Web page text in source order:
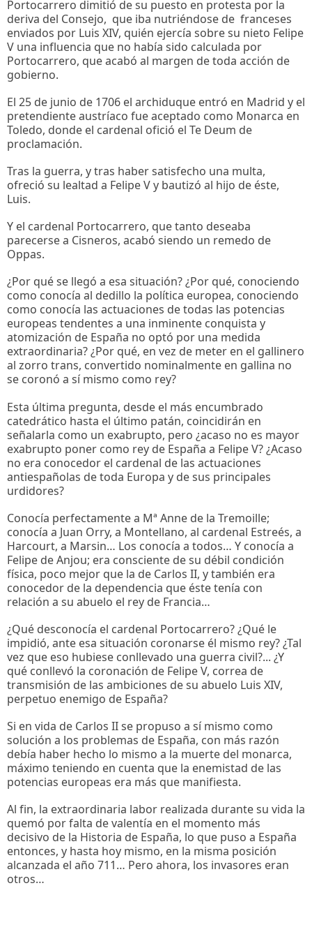
Portocarrero dimitió de su puesto en protesta por la
deriva del Consejo, que iba nutriéndose de franceses
enviados por Luis XIV, quién ejercía sobre su nieto Felipe
V una influencia que no había sido calculada por
Portocarrero, que acabó al margen de toda acción de
gobierno.
El 25 de junio de 1706 el archiduque entró en Madrid y el
pretendiente austríaco fue aceptado como Monarca en
Toledo, donde el cardenal ofició el Te Deum de
proclamación.
Tras la guerra, y tras haber satisfecho una multa,
ofreció su lealtad a Felipe V y bautizó al hijo de éste,
Luis.
Y el cardenal Portocarrero, que tanto deseaba
parecerse a Cisneros, acabó siendo un remedo de
Oppas.
¿Por qué se llegó a esa situación? ¿Por qué, conociendo
como conocía al dedillo la política europea, conociendo
como conocía las actuaciones de todas las potencias
europeas tendentes a una inminente conquista y
atomización de España no optó por una medida
extraordinaria? ¿Por qué, en vez de meter en el gallinero
al zorro trans, convertido nominalmente en gallina no
se coronó a sí mismo como rey?
Esta última pregunta, desde el más encumbrado
catedrático hasta el último patán, coincidirán en
señalarla como un exabrupto, pero ¿acaso no es mayor
exabrupto poner como rey de España a Felipe V? ¿Acaso
no era conocedor el cardenal de las actuaciones
antiespañolas de toda Europa y de sus principales
urdidores?
Conocía perfectamente a Mª Anne de la Tremoille;
conocía a Juan Orry, a Montellano, al cardenal Estreés, a
Harcourt, a Marsin… Los conocía a todos… Y conocía a
Felipe de Anjou; era consciente de su débil condición
física, poco mejor que la de Carlos II, y también era
conocedor de la dependencia que éste tenía con
relación a su abuelo el rey de Francia…
¿Qué desconocía el cardenal Portocarrero? ¿Qué le
impidió, ante esa situación coronarse él mismo rey? ¿Tal
vez que eso hubiese conllevado una guerra civil?... ¿Y
qué conllevó la coronación de Felipe V, correa de
transmisión de las ambiciones de su abuelo Luis XIV,
perpetuo enemigo de España?
Si en vida de Carlos II se propuso a sí mismo como
solución a los problemas de España, con más razón
debía haber hecho lo mismo a la muerte del monarca,
máximo teniendo en cuenta que la enemistad de las
potencias europeas era más que manifiesta.
Al fin, la extraordinaria labor realizada durante su vida la
quemó por falta de valentía en el momento más
decisivo de la Historia de España, lo que puso a España
entonces, y hasta hoy mismo, en la misma posición
alcanzada el año 711… Pero ahora, los invasores eran
otros…